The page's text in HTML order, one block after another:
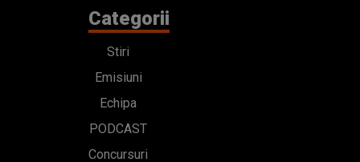
Categorii
Stiri
Emisiuni
Echipa
PODCAST
Concursuri